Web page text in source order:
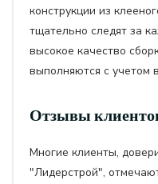
конструкции из
тщательно следят за
высокое качество
выполняются с учетом
Отзывы
Многие клиенты,
"Лидерстрой",